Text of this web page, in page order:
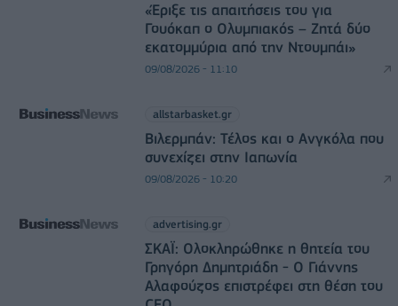
«Έριξε τις απαιτήσεις του για
Γουόκαπ ο Ολυμπιακός – Ζητά δύο
εκατομμύρια από την Ντουμπάι»
09/08/2026 - 11:10
allstarbasket.gr
Βιλερμπάν: Τέλος και ο Ανγκόλα που
συνεχίζει στην Ιαπωνία
09/08/2026 - 10:20
advertising.gr
ΣΚΑΪ: Ολοκληρώθηκε η θητεία του
Γρηγόρη Δημητριάδη - Ο Γιάννης
Αλαφούζος επιστρέφει στη θέση του